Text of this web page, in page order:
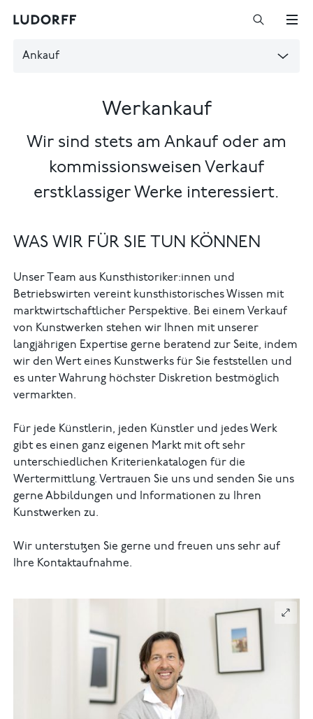
Ankauf
Werkankauf
Wir sind stets am Ankauf oder am
kommissionsweisen Verkauf
erstklassiger Werke interessiert.
WAS WIR FÜR SIE TUN KÖNNEN
Unser Team aus Kunsthistoriker:innen und
Betriebswirten vereint kunsthistorisches Wissen mit
marktwirtschaftlicher Perspektive. Bei einem Verkauf
von Kunstwerken stehen wir Ihnen mit unserer
langjährigen Expertise gerne beratend zur Seite, indem
wir den Wert eines Kunstwerks für Sie feststellen und
es unter Wahrung höchster Diskretion bestmöglich
vermarkten.
Für jede Künstlerin, jeden Künstler und jedes Werk
gibt es einen ganz eigenen Markt mit oft sehr
unterschiedlichen Kriterienkatalogen für die
Wertermittlung. Vertrauen Sie uns und senden Sie uns
gerne Abbildungen und Informationen zu Ihren
Kunstwerken zu.
Wir unterstutzen Sie gerne und freuen uns sehr auf
Ihre Kontaktaufnahme.